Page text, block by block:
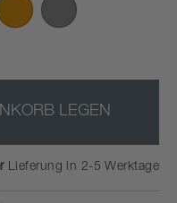
LEGEN
Lieferung in 2-5 Werktage